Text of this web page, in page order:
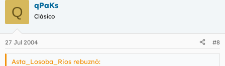
Q qPaKs
Clásico
27 Jul 2004 #8
Asta_Losoba_Rios rebuznó: